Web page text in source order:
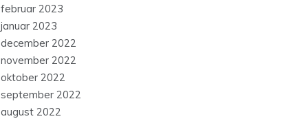
februar 2023
januar 2023
december 2022
november 2022
oktober 2022
september 2022
august 2022